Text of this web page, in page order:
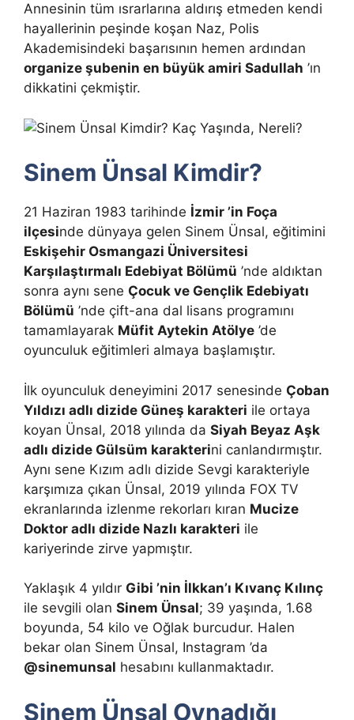
Annesinin tüm ısrarlarına aldırış etmeden kendi
hayallerinin peşinde koşan Naz, Polis
Akademisindeki başarısının hemen ardından
organize şubenin en büyük amiri Sadullah ’ın
dikkatini çekmiştir.
Sinem Ünsal Kimdir?
21 Haziran 1983 tarihinde İzmir ’in Foça
ilçesinde dünyaya gelen Sinem Ünsal, eğitimini
Eskişehir Osmangazi Üniversitesi
Karşılaştırmalı Edebiyat Bölümü ’nde aldıktan
sonra aynı sene Çocuk ve Gençlik Edebiyatı
Bölümü ’nde çift-ana dal lisans programını
tamamlayarak Müfit Aytekin Atölye ’de
oyunculuk eğitimleri almaya başlamıştır.
İlk oyunculuk deneyimini 2017 senesinde Çoban
Yıldızı adlı dizide Güneş karakteri ile ortaya
koyan Ünsal, 2018 yılında da Siyah Beyaz Aşk
adlı dizide Gülsüm karakterini canlandırmıştır.
Aynı sene Kızım adlı dizide Sevgi karakteriyle
karşımıza çıkan Ünsal, 2019 yılında FOX TV
ekranlarında izlenme rekorları kıran Mucize
Doktor adlı dizide Nazlı karakteri ile
kariyerinde zirve yapmıştır.
Yaklaşık 4 yıldır Gibi ’nin İlkkan’ı Kıvanç Kılınç
ile sevgili olan Sinem Ünsal; 39 yaşında, 1.68
boyunda, 54 kilo ve Oğlak burcudur. Halen
bekar olan Sinem Ünsal, Instagram ’da
@sinemunsal hesabını kullanmaktadır.
Sinem Ünsal Oynadığı